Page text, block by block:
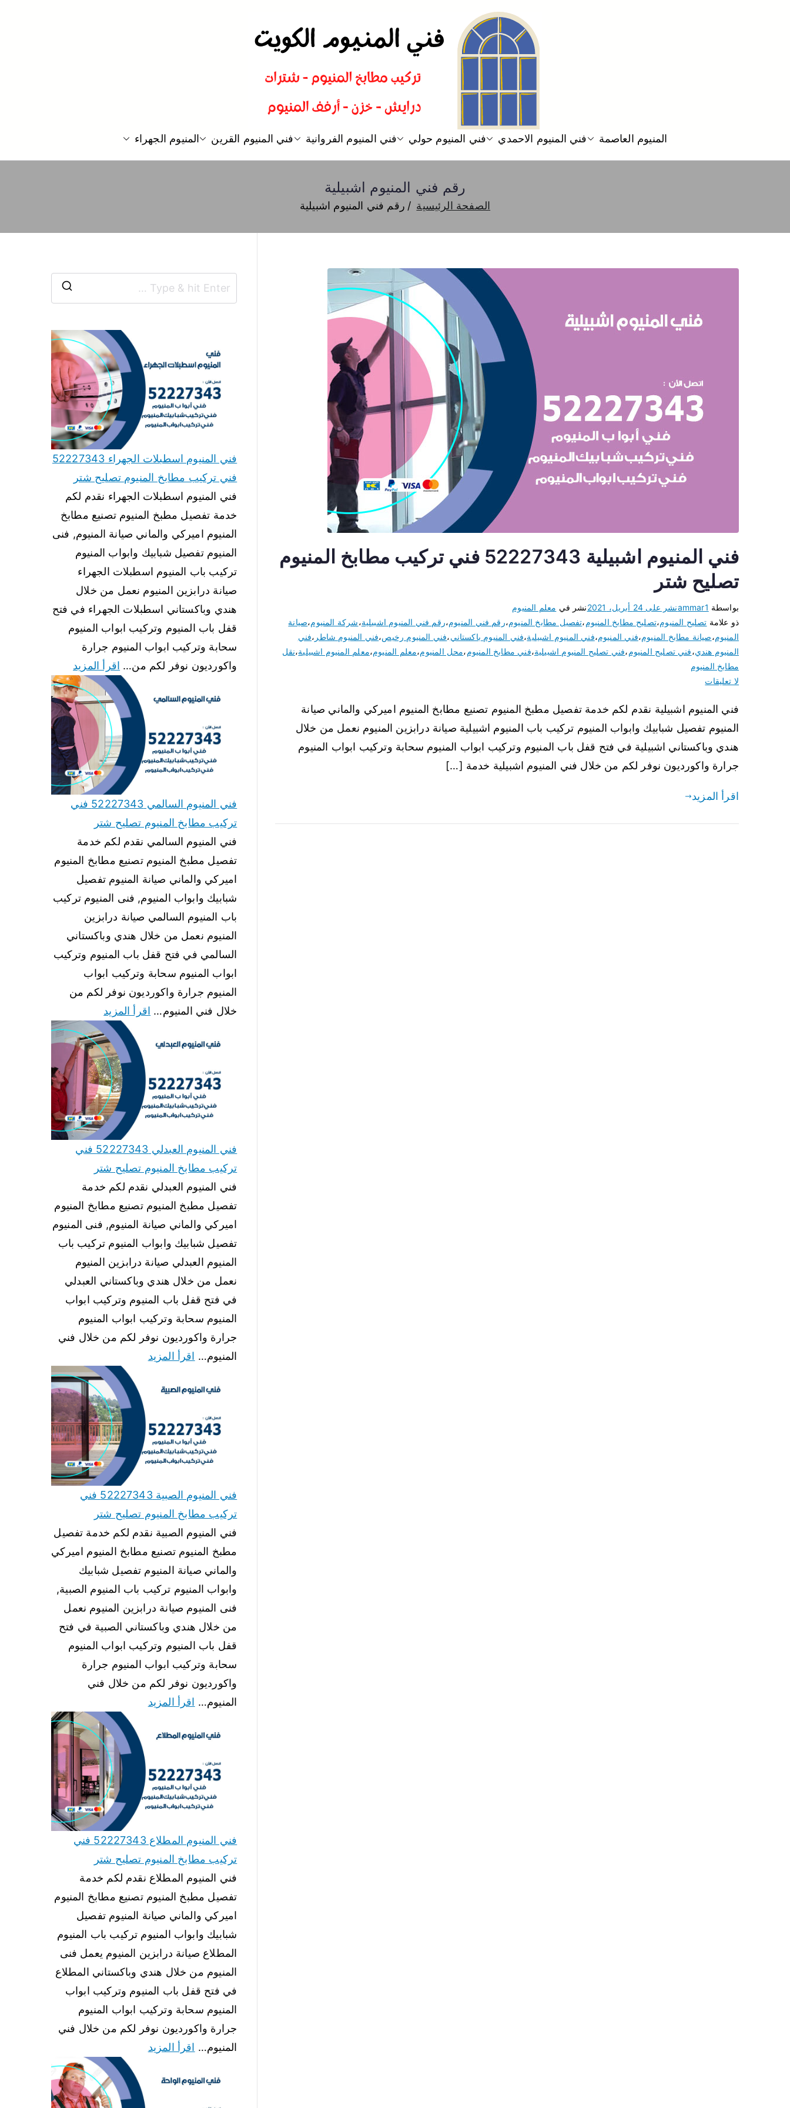
فني المنيوم
فني تركيب المنيوم الكويت المنيوم العاصمة فني المنيوم الاحمدي فني المنيوم حولي فني المنيوم الفروانية فني المنيوم القرين المنيوم الجهراء
رقم فني المنيوم اشبيلية
الصفحة الرئيسية رقم فني المنيوم اشبيلية
فني المنيوم اشبيلية 52227343 فني تركيب مطابخ المنيوم
تصليح شتر
بواسطة ammar1نشر على 24 أبريل، 2021 نشر في معلم المنيوم
ذو علامة تصليح المنيوم،تصليح مطابخ المنيوم،تفصيل مطابخ المنيوم،رقم فني المنيوم،رقم فني المنيوم اشبيلية،شركة المنيوم،صيانة
المنيوم،صيانة مطابخ المنيوم،فني المنيوم،فني المنيوم اشبيلية،فني المنيوم باكستاني،فني المنيوم رخيص،فني المنيوم شاطر ،فني
المنيوم هندي،فني تصليح المنيوم،فني تصليح المنيوم اشبيلية،فني مطابخ المنيوم،محل المنيوم،معلم المنيوم،معلم المنيوم اشبيلية،نقل
مطابخ المنيوم
لا تعليقات
فني المنيوم اشبيلية نقدم لكم خدمة تفصيل مطبخ المنيوم تصنيع مطابخ المنيوم اميركي والماني صيانة
المنيوم تفصيل شبابيك وابواب المنيوم تركيب باب المنيوم اشبيلية صيانة درابزين المنيوم نعمل من خلال
هندي وباكستاني اشبيلية في فتح قفل باب المنيوم وتركيب ابواب المنيوم سحابة وتركيب ابواب المنيوم
جرارة واكورديون نوفر لكم من خلال فني المنيوم اشبيلية خدمة […]
اقرأ المزيد
فني المنيوم اسطبلات الجهراء 52227343
فني تركيب مطابخ المنيوم تصليح شتر
فني المنيوم اسطبلات الجهراء نقدم لكم
خدمة تفصيل مطبخ المنيوم تصنيع مطابخ
المنيوم اميركي والماني صيانة المنيوم, فنى
المنيوم تفصيل شبابيك وابواب المنيوم
تركيب باب المنيوم اسطبلات الجهراء
صيانة درابزين المنيوم نعمل من خلال
هندي وباكستاني اسطبلات الجهراء في فتح
قفل باب المنيوم وتركيب ابواب المنيوم
سحابة وتركيب ابواب المنيوم جرارة
واكورديون نوفر لكم من… اقرأ المزيد
فني المنيوم السالمي 52227343 فني
تركيب مطابخ المنيوم تصليح شتر
فني المنيوم السالمي نقدم لكم خدمة
تفصيل مطبخ المنيوم تصنيع مطابخ المنيوم
اميركي والماني صيانة المنيوم تفصيل
شبابيك وابواب المنيوم, فنى المنيوم تركيب
باب المنيوم السالمي صيانة درابزين
المنيوم نعمل من خلال هندي وباكستاني
السالمي في فتح قفل باب المنيوم وتركيب
ابواب المنيوم سحابة وتركيب ابواب
المنيوم جرارة واكورديون نوفر لكم من
خلال فني المنيوم… اقرأ المزيد
فني المنيوم العبدلي 52227343 فني
تركيب مطابخ المنيوم تصليح شتر
فني المنيوم العبدلي نقدم لكم خدمة
تفصيل مطبخ المنيوم تصنيع مطابخ المنيوم
اميركي والماني صيانة المنيوم, فنى المنيوم
تفصيل شبابيك وابواب المنيوم تركيب باب
المنيوم العبدلي صيانة درابزين المنيوم
نعمل من خلال هندي وباكستاني العبدلي
في فتح قفل باب المنيوم وتركيب ابواب
المنيوم سحابة وتركيب ابواب المنيوم
جرارة واكورديون نوفر لكم من خلال فني
المنيوم… اقرأ المزيد
فني المنيوم الصبية 52227343 فني
تركيب مطابخ المنيوم تصليح شتر
فني المنيوم الصبية نقدم لكم خدمة تفصيل
مطبخ المنيوم تصنيع مطابخ المنيوم اميركي
والماني صيانة المنيوم تفصيل شبابيك
وابواب المنيوم تركيب باب المنيوم الصبية,
فنى المنيوم صيانة درابزين المنيوم نعمل
من خلال هندي وباكستاني الصبية في فتح
قفل باب المنيوم وتركيب ابواب المنيوم
سحابة وتركيب ابواب المنيوم جرارة
واكورديون نوفر لكم من خلال فني
المنيوم… اقرأ المزيد
فني المنيوم المطلاع 52227343 فني
تركيب مطابخ المنيوم تصليح شتر
فني المنيوم المطلاع نقدم لكم خدمة
تفصيل مطبخ المنيوم تصنيع مطابخ المنيوم
اميركي والماني صيانة المنيوم تفصيل
شبابيك وابواب المنيوم تركيب باب المنيوم
المطلاع صيانة درابزين المنيوم يعمل فنى
المنيوم من خلال هندي وباكستاني المطلاع
في فتح قفل باب المنيوم وتركيب ابواب
المنيوم سحابة وتركيب ابواب المنيوم
جرارة واكورديون نوفر لكم من خلال فني
المنيوم… اقرأ المزيد